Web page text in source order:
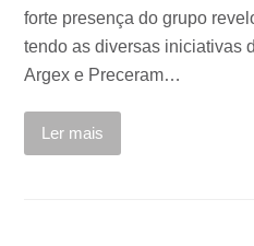
forte presença do grupo
tendo as diversas iniciativas
Argex e Preceram…
Ler mais